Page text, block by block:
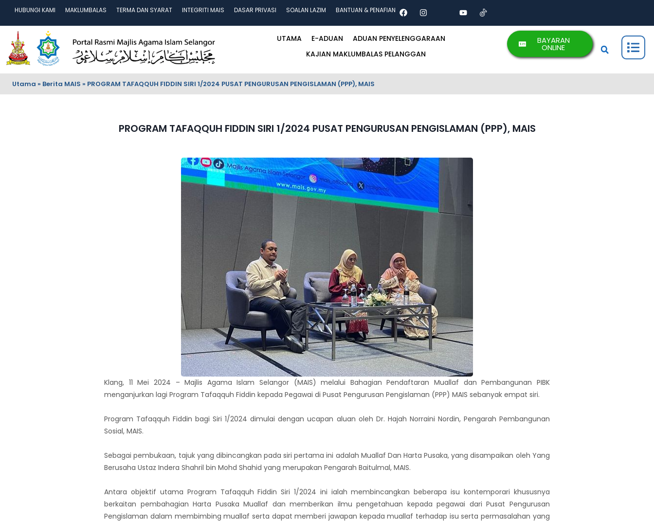
HUBUNGI KAMI MAKLUMBALAS TERMA DAN SYARAT INTEGRITI MAIS DASAR PRIVASI SOALAN LAZIM BANTUAN & PENAFIAN
UTAMA E-ADUAN
ADUAN PENYELENGGARAAN
KAJIAN MAKLUMBALAS PELANGGAN
BAYARAN
ONLINE
Utama » Berita MAIS » PROGRAM TAFAQQUH FIDDIN SIRI 1/2024 PUSAT PENGURUSAN PENGISLAMAN (PPP), MAIS
PROGRAM TAFAQQUH FIDDIN SIRI 1/2024 PUSAT PENGURUSAN PENGISLAMAN (PPP), MAIS
Klang, 11 Mei 2024 – Majlis Agama Islam Selangor (MAIS) melalui Bahagian Pendaftaran Muallaf dan Pembangunan PIBK
menganjurkan lagi Program Tafaqquh Fiddin kepada Pegawai di Pusat Pengurusan Pengislaman (PPP) MAIS sebanyak empat siri.
Program Tafaqquh Fiddin bagi Siri 1/2024 dimulai dengan ucapan aluan oleh Dr. Hajah Norraini Nordin, Pengarah Pembangunan
Sosial, MAIS.
Sebagai pembukaan, tajuk yang dibincangkan pada siri pertama ini adalah Muallaf Dan Harta Pusaka, yang disampaikan oleh Yang
Berusaha Ustaz Indera Shahril bin Mohd Shahid yang merupakan Pengarah Baitulmal, MAIS.
Antara objektif utama Program Tafaqquh Fiddin Siri 1/2024 ini ialah membincangkan beberapa isu kontemporari khususnya
berkaitan pembahagian Harta Pusaka Muallaf dan memberikan ilmu pengetahuan kepada pegawai dari Pusat Pengurusan
Pengislaman dalam membimbing muallaf serta dapat memberi jawapan kepada muallaf terhadap isu serta permasalahan yang